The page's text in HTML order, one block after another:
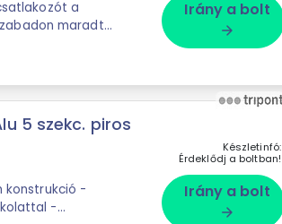
a
maradt
Irány a bolt
arrow_forward
5 szekc. piros
-
Készletinfó:
Érdeklődj a boltban!
Irány a bolt
arrow_forward